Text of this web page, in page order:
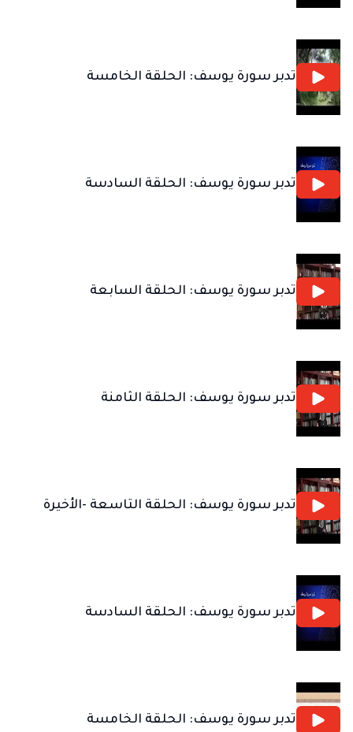
تدبر سورة يوسف: الحلقة الخامسة
تدبر سورة يوسف: الحلقة السادسة
تدبر سورة يوسف: الحلقة السابعة
تدبر سورة يوسف: الحلقة الثامنة
تدبر سورة يوسف: الحلقة التاسعة -الأخيرة
تدبر سورة يوسف: الحلقة السادسة
تدبر سورة يوسف: الحلقة الخامسة